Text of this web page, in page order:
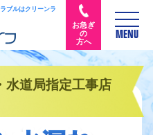
ブルはクリーンラ
お急ぎ
の
方へ
MENU
水道局指定工事店